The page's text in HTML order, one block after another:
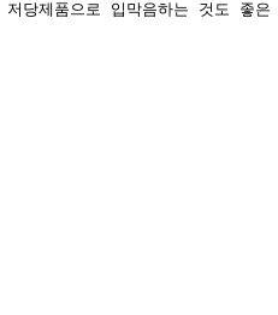
당제품으로 입막음하는 것도 좋